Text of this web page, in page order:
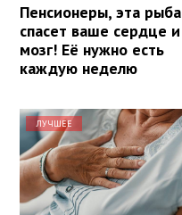
Пенсионеры, эта рыба
спасет ваше сердце и
мозг! Её нужно есть
каждую неделю
ЛУЧШЕЕ